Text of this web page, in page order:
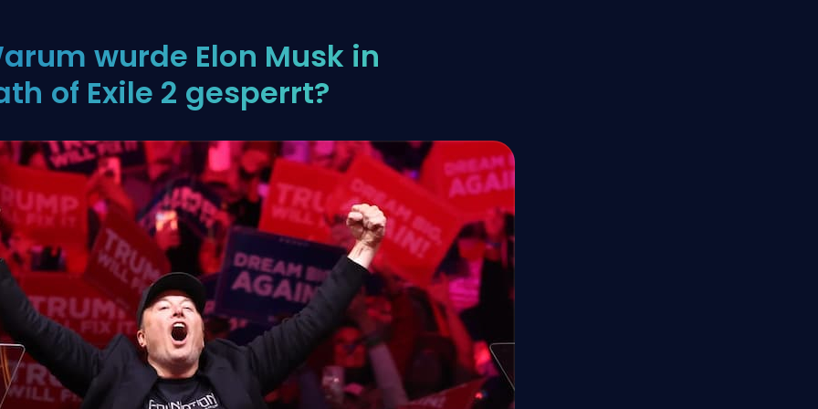
wurde Elon Musk in
of Exile 2 gesperrt?